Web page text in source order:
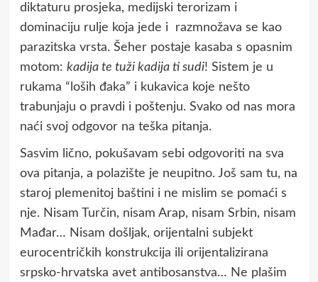
diktaturu prosjeka, medijski terorizam i
dominaciju rulje koja jede i razmnožava se kao
parazitska vrsta. Šeher postaje kasaba s opasnim
motom: kadija te tuži kadija ti sudi! Sistem je u
rukama “loših đaka” i kukavica koje nešto
trabunjaju o pravdi i poštenju. Svako od nas mora
naći svoj odgovor na teška pitanja.
Sasvim lično, pokušavam sebi odgovoriti na sva
ova pitanja, a polazište je neupitno. Još sam tu, na
staroj plemenitoj baštini i ne mislim se pomaći s
nje. Nisam Turčin, nisam Arap, nisam Srbin, nisam
Mađar… Nisam došljak, orijentalni subjekt
eurocentričkih konstrukcija ili orijentalizirana
srpsko-hrvatska avet antibosanstva… Ne plašim